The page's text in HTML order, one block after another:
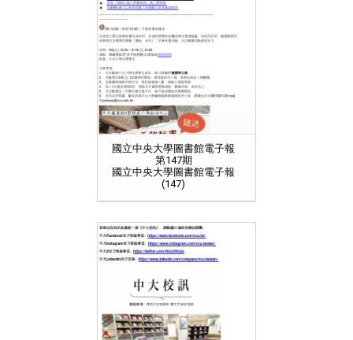
國立中央大學圖書館電子報
第147期
國立中央大學圖書館電子報
(147)